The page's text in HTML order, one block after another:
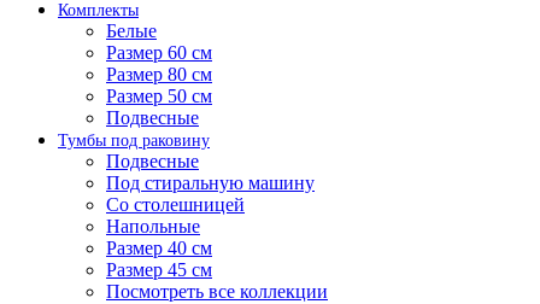
Комплекты
Белые
Размер 60 см
Размер 80 см
Размер 50 см
Подвесные
Тумбы под раковину
Подвесные
Под стиральную машину
Со столешницей
Напольные
Размер 40 см
Размер 45 см
Посмотреть все коллекции